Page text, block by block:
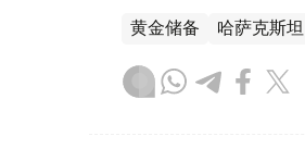
黄金储备 哈萨克斯坦